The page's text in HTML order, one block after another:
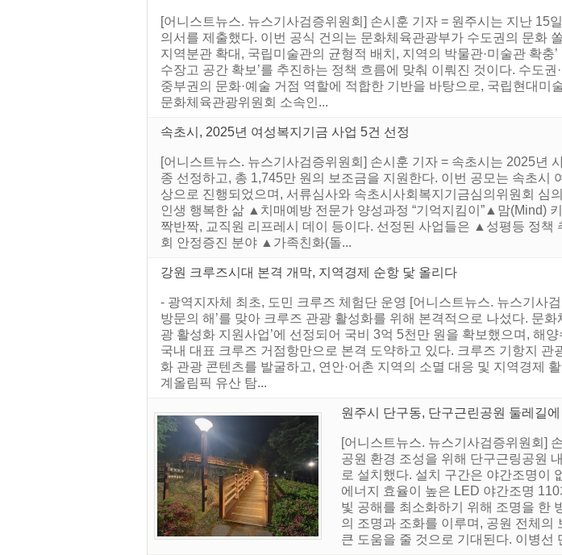
[어니스트뉴스. 뉴스기사검증위원회] 손시훈 기자 = 원주시는 지난 15
의서를 제출했다. 이번 공식 건의는 문화체육관광부가 수도권의 문화
지역분관 확대, 국립미술관의 균형적 배치, 지역의 박물관·미술관 확
수장고 공간 확보’를 추진하는 정책 흐름에 맞춰 이뤄진 것이다. 수도
중부권의 문화·예술 거점 역할에 적합한 기반을 바탕으로, 국립현대
문화체육관광위원회 소속인...
속초시, 2025년 여성복지기금 사업 5건 선정
[어니스트뉴스. 뉴스기사검증위원회] 손시훈 기자 = 속초시는 2025년
종 선정하고, 총 1,745만 원의 보조금을 지원한다. 이번 공모는 속초시
상으로 진행되었으며, 서류심사와 속초시사회복지기금심의위원회 심
인생 행복한 삶 ▲치매예방 전문가 양성과정 “기억지킴이”▲맘(Mind)
짝반짝, 교직원 리프레시 데이 등이다. 선정된 사업들은 ▲성평등 정
회 안정증진 분야 ▲가족친화(돌...
강원 크루즈시대 본격 개막, 지역경제 순항 닻 올리다
- 광역지자체 최초, 도민 크루즈 체험단 운영 [어니스트뉴스. 뉴스기사
방문의 해’를 맞아 크루즈 관광 활성화를 위해 본격적으로 나섰다. 문
광 활성화 지원사업’에 선정되어 국비 3억 5천만 원을 확보했으며, 해
국내 대표 크루즈 거점항만으로 본격 도약하고 있다. 크루즈 기항지
화 관광 콘텐츠를 발굴하고, 연안·어촌 지역의 소멸 대응 및 지역경제
계올림픽 유산 탐...
원주시 단구동, 단구근린공원 둘레길에
[어니스트뉴스. 뉴스기사검증위원회]
공원 환경 조성을 위해 단구근링공원
로 설치했다. 설치 구간은 야간조명이
에너지 효율이 높은 LED 야간조명
빛 공해를 최소화하기 위해 조명을 한
의 조명과 조화를 이루며, 공원 전체의
큰 도움을 줄 것으로 기대된다. 이병선